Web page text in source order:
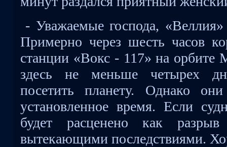
- Уважаемые господа,
Примерно через шесть часов
станции «Вокс - 117» на
здесь не меньше четырех
посетить планету. Однако
установленное время. Если
будет расценено как
вытекающими последствиями.